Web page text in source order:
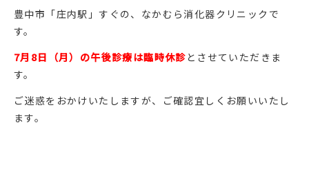
豊中市「庄内駅」すぐの、なかむら消化器クリニックで
す。
7月8日（月）の午後診療は臨時休診とさせていただきま
す。
ご迷惑をおかけいたしますが、ご確認宜しくお願いいたし
ます。